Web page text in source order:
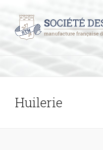
Huilerie